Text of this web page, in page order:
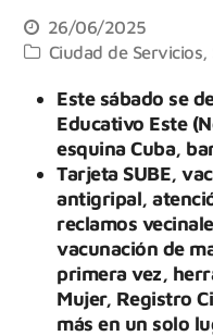
26/06/2025
Ciudad de Servicios
Este sábado se
Educativo Este
esquina Cuba,
Tarjeta SUBE,
antigripal,
reclamos
vacunación de
primera vez,
Mujer, Registro
más en un solo